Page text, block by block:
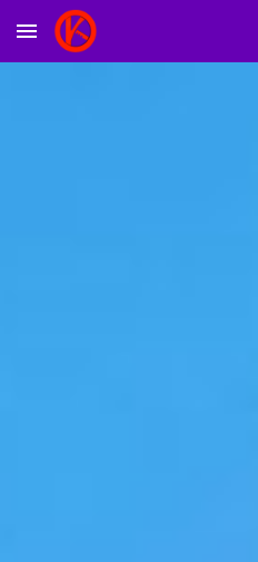
Skip to main content